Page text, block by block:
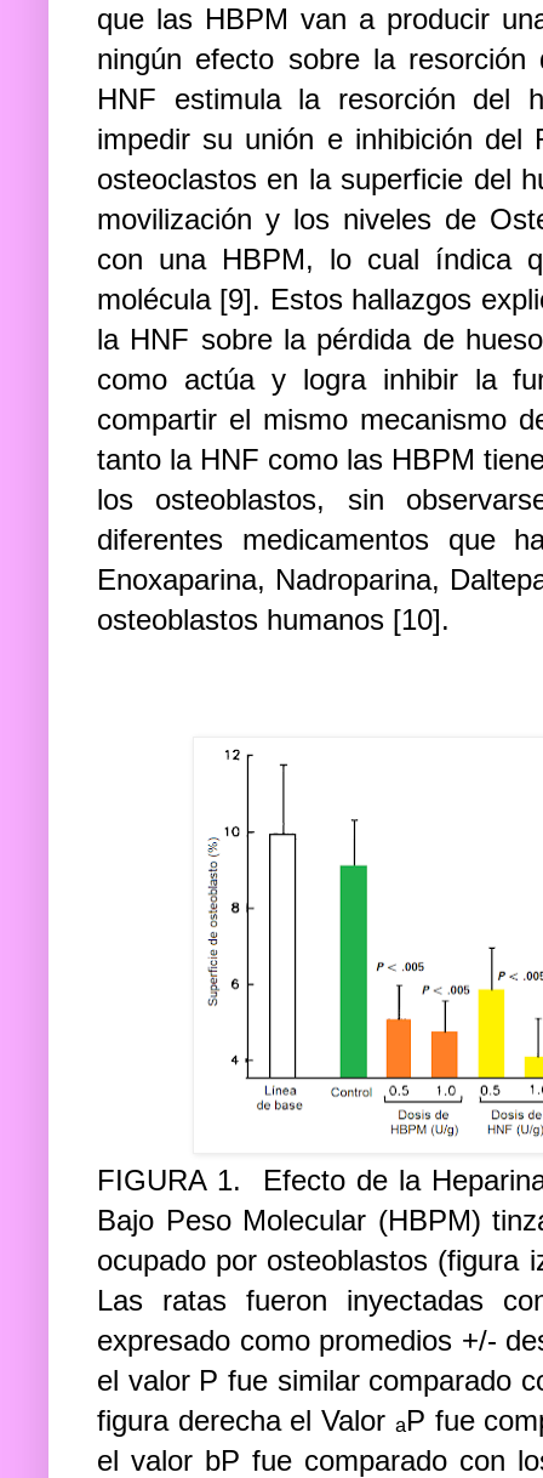
que las HBPM van a producir
ningún efecto sobre la
HNF estimula la resorción del
impedir su unión e inhibición
osteoclastos en la superficie del
movilización y los niveles de
con una HBPM, lo cual índica
molécula [9]. Estos hallazgos
la HNF sobre la pérdida de
como actúa y logra inhibir la
compartir el mismo mecanismo
tanto la HNF como las HBPM
los osteoblastos, sin
diferentes medicamentos que
Enoxaparina, Nadroparina,
osteoblastos humanos [10].
FIGURA 1. Efecto de la
Bajo Peso Molecular (HBPM)
ocupado por osteoblastos (figura
Las ratas fueron inyectadas
expresado como promedios +/-
el valor P fue similar comparado
figura derecha el Valor ₐP fue
el valor bP fue comparado con